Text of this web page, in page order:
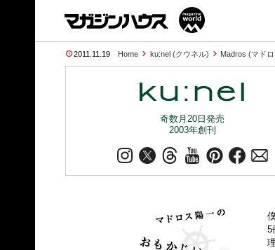
2011.11.19 Home ku:nel (クウネル) Madros (マド
奇数月20日発売
2003年創刊
5